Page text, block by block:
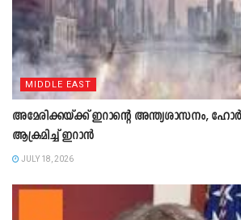
MIDDLE EAST
അമേരിക്കയ്ക്ക് ഇറാന്‍റെ അന്ത്യശാസനം,
ആക്രമിച്ച് ഇറാൻ
JULY 18, 2026